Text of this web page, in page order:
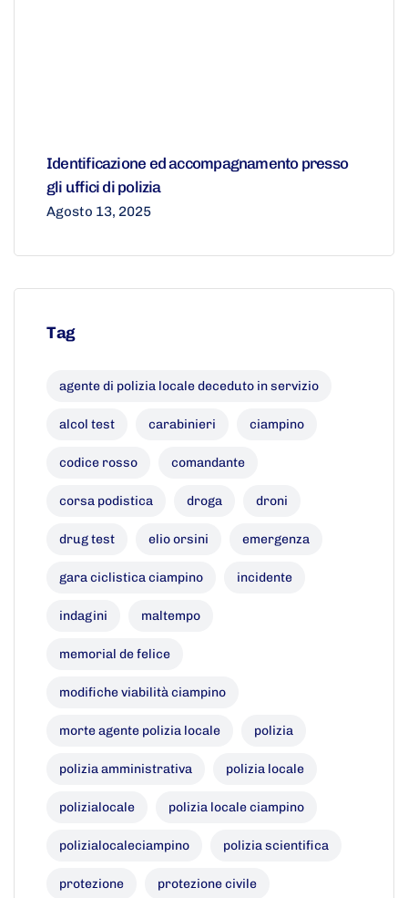
Identificazione ed accompagnamento presso
gli uffici di polizia
Agosto 13, 2025
Tag
agente di polizia locale deceduto in servizio
alcol test carabinieri ciampino
codice rosso comandante
corsa podistica droga droni
drug test elio orsini emergenza
gara ciclistica ciampino incidente
indagini maltempo
memorial de felice
modifiche viabilità ciampino
morte agente polizia locale polizia
polizia amministrativa polizia locale
polizialocale polizia locale ciampino
polizialocaleciampino polizia scientifica
protezione protezione civile